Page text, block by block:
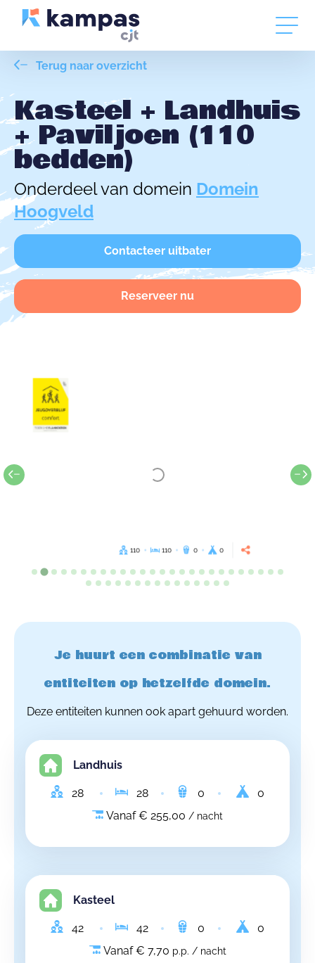
Terug naar overzicht
Kasteel + Landhuis
+ Paviljoen (110
bedden)
Onderdeel van domein Domein
Hoogveld
Contacteer uitbater
Reserveer nu
110 110 0 0
Je huurt een combinatie van
entiteiten op hetzelfde domein.
Deze entiteiten kunnen ook apart gehuurd worden.
Landhuis
28 28 0
0
Vanaf € 255,00 / nacht
Kasteel
42 42 0
0
Vanaf € 7,70 p.p. / nacht